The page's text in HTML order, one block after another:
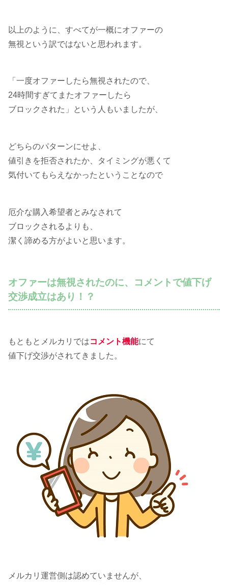
以上のように、すべてが一概にオファーの
無視という訳ではないと思われます。
「一度オファーしたら無視されたので、
24時間すぎてまたオファーしたら
ブロックされた」という人もいましたが、
どちらのパターンにせよ、
値引きを拒否されたか、タイミングが悪くて
気付いてもらえなかったということなので
厄介な購入希望者とみなされて
ブロックされるよりも、
潔く諦める方がよいと思います。
オファーは無視されたのに、コメントで値下げ
交渉成立はあり！？
もともとメルカリではコメント機能にて
値下げ交渉がされてきました。
メルカリ運営側は認めていませんが、